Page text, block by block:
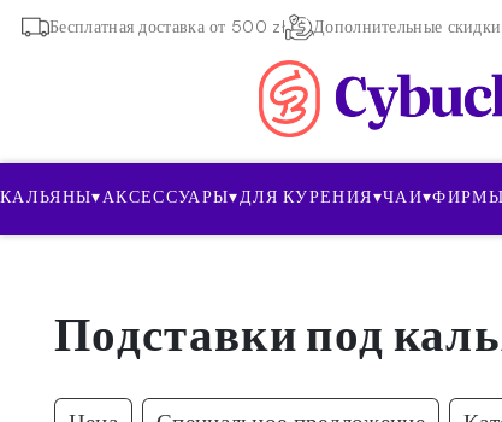
Бесплатная доставка от 500 zł Дополнительные
КАЛЬЯНЫ▾АКСЕССУАРЫ▾ДЛЯ КУРЕНИЯ▾ЧАИ▾
Подставки под